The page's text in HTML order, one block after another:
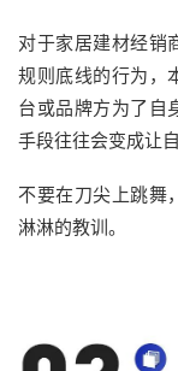
对于家居建材经销
规则底线的行为，
台或品牌方为了自
手段往往会变成让
不要在刀尖上跳舞，
淋淋的教训。